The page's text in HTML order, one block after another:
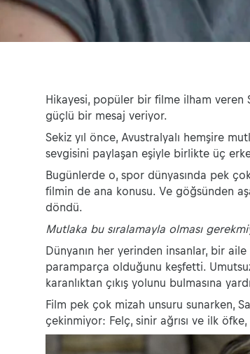
Hikayesi, popüler bir filme ilham veren
güçlü bir mesaj veriyor.
Sekiz yıl önce, Avustralyalı hemşire
sevgisini paylaşan eşiyle birlikte üç
Bugünlerde o, spor dünyasında pek
filmin de ana konusu. Ve göğsünden
döndü.
Mutlaka bu sıralamayla olması
Dünyanın her yerinden insanlar, bir
paramparça olduğunu keşfetti.
karanlıktan çıkış yolunu bulmasına
Film pek çok mizah unsuru sunarken,
çekinmiyor: Felç, sinir ağrısı ve ilk öfke,